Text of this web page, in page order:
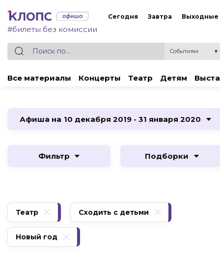
#билеты без комиссии
Сегодня Завтра Выходные
Событиям ▼
Все материалы Концерты Театр Детям
Афиша на 10 декабря 2019 - 31 января 2020
Фильтр Подборки
Театр Сходить с детьми
Новый год